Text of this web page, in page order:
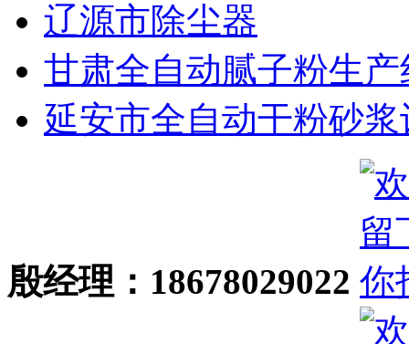
辽源市除尘器
甘肃全自动腻子粉生产
延安市全自动干粉砂浆
殷经理：18678029022